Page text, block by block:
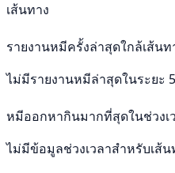
เส้นทาง
รายงานหมีครั้งล่าสุดใกล้เส้น
ไม่มีรายงานหมีล่าสุดในระยะ
หมีออกหากินมากที่สุดในช่วงเ
ไม่มีข้อมูลช่วงเวลาสำหรับเส้